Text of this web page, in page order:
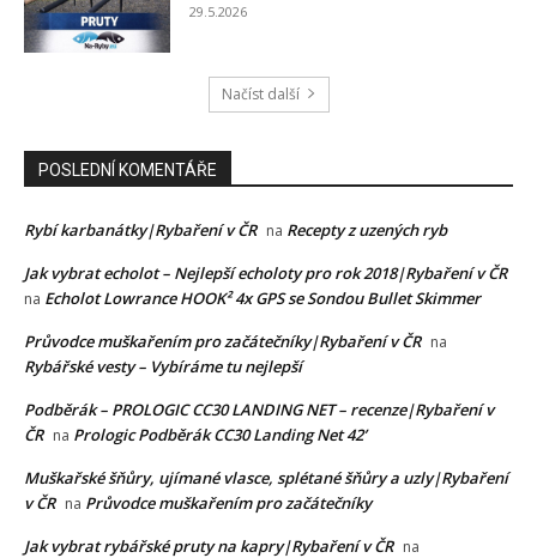
29.5.2026
Načíst další
POSLEDNÍ KOMENTÁŘE
Rybí karbanátky|Rybaření v ČR na Recepty z uzených ryb
Jak vybrat echolot – Nejlepší echoloty pro rok 2018|Rybaření v ČR
na Echolot Lowrance HOOK² 4x GPS se Sondou Bullet Skimmer
Průvodce muškařením pro začátečníky|Rybaření v ČR na
Rybářské vesty – Vybíráme tu nejlepší
Podběrák – PROLOGIC CC30 LANDING NET – recenze|Rybaření v
ČR na Prologic Podběrák CC30 Landing Net 42’
Muškařské šňůry, ujímané vlasce, splétané šňůry a uzly|Rybaření
v ČR na Průvodce muškařením pro začátečníky
Jak vybrat rybářské pruty na kapry|Rybaření v ČR na